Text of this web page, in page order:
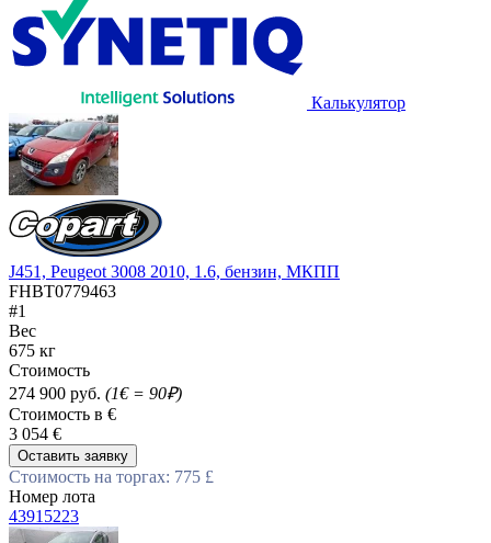
Калькулятор
J451, Peugeot 3008 2010, 1.6, бензин, МКПП
FHBT0779463
#1
Вес
675 кг
Стоимость
274 900 руб. (1€ = 90₽)
Стоимость в €
3 054 €
Оставить заявку
Стоимость на торгах: 775 £
Номер лота
43915223